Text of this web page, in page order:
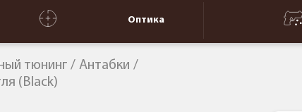
Оптика
тюнинг
Антабки
(Black)